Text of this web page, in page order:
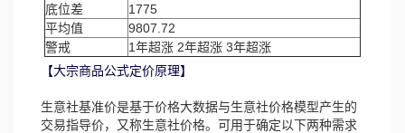
底位差
1775
平均值
9807.72
警戒
1年超涨 2年超涨 3年超涨
【大宗商品公式定价原理】
生意社基准价是基于价格大数据与生意社价格模型产生的
交易指导价，又称生意社价格。可用于确定以下两种需求